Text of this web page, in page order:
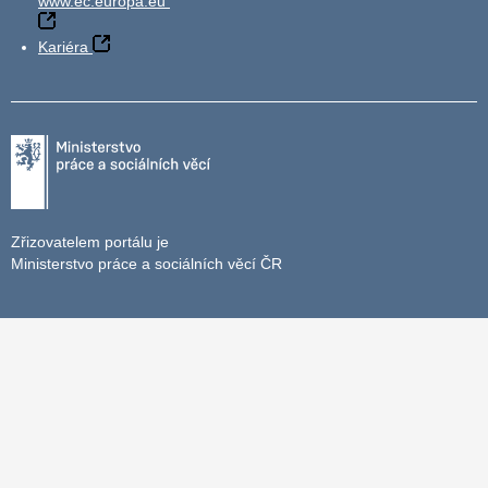
Kariéra
Zřizovatelem portálu je
Ministerstvo práce a sociálních věcí ČR